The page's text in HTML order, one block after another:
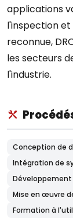
applications
l'inspection
reconnue,
les secteurs
l'industrie.
Conception de
Intégration de
Mise en œuvre
Formation à